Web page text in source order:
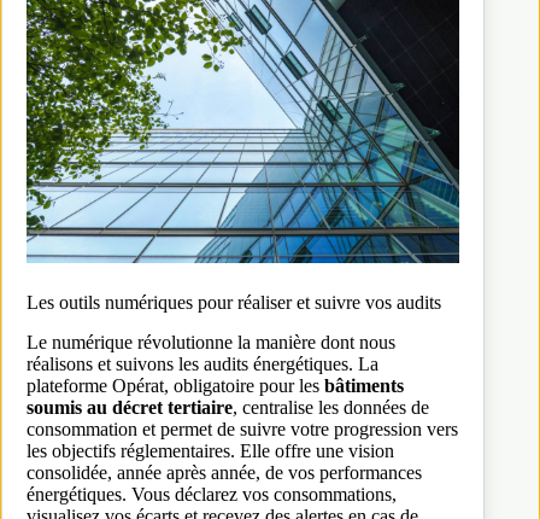
Les outils numériques pour réaliser et suivre vos audits
Le numérique révolutionne la manière dont nous
réalisons et suivons les audits énergétiques. La
plateforme Opérat, obligatoire pour les bâtiments
soumis au décret tertiaire, centralise les données de
consommation et permet de suivre votre progression vers
les objectifs réglementaires. Elle offre une vision
consolidée, année après année, de vos performances
énergétiques. Vous déclarez vos consommations,